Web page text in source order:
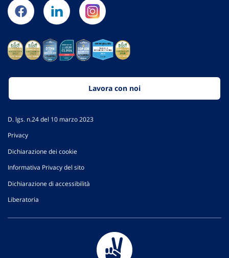
Lavora con noi
D. lgs. n.24 del 10 marzo 2023
Privacy
Dichiarazione dei cookie
Informativa Privacy del sito
Dichiarazione di accessibilità
Liberatoria